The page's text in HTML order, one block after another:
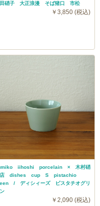
硝子 大正浪漫 そば猪口 市松
￥3,850 (税込)
iihoshi porcelain × 木村硝
店 dishes cup S pistachio
/ ディシィーズ ピスタチオグリ
￥2,090 (税込)